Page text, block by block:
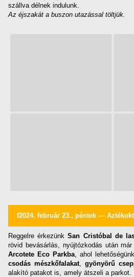
szállva délnek indulunk.
Az éjszakát a buszon utazással töltjük.
f2024. február 23., péntek —
Reggelre érkezünkSan Cristóbal de
rövid bevásárlás, nyújtózkodás után
Arcotete Eco Parkba, ahol
csodás mészkőfalakat ,gyönyörű
alakító patakot is, amely átszeli a